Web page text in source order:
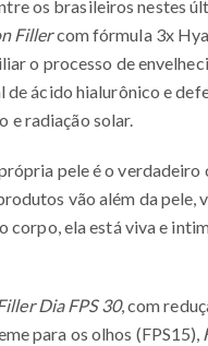
os brasileiros nestes
Fillercom fórmula 3x
o processo de
ácido hialurônico e
e radiação solar.
pele é o verdadeiro
vão além da pele,
corpo, ela está viva e
Dia FPS 30, com
para os olhos (FPS15),